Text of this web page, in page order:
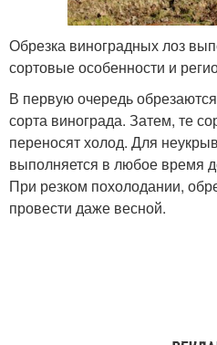
Обрезка виноградных лоз
сортовые особенности и
В первую очередь
сорта винограда. Затем, те
переносят холод. Для
выполняется в любое время
При резком похолодании,
провести даже весной.